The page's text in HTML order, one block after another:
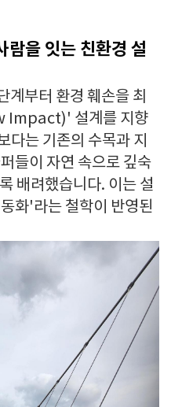
을 잇는 친환경 설
계부터 환경 훼손을 최
Impact)' 설계를 지향
다는 기존의 수목과 지
들이 자연 속으로 깊숙
배려했습니다. 이는 설
화'라는 철학이 반영된